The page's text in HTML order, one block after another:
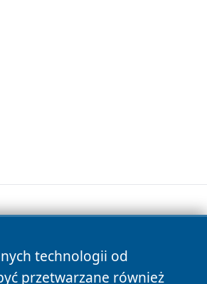
technologii od
przetwarzane również